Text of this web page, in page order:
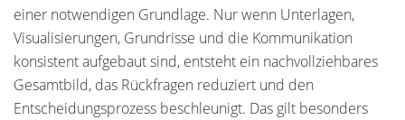
einer notwendigen Grundlage. Nur wenn Unterlagen,
Visualisierungen, Grundrisse und die Kommunikation
konsistent aufgebaut sind, entsteht ein nachvollziehbares
Gesamtbild, das Rückfragen reduziert und den
Entscheidungsprozess beschleunigt. Das gilt besonders